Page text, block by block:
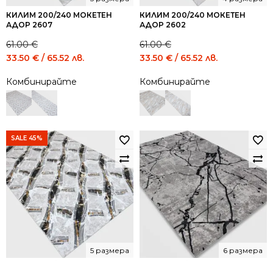
КИЛИМ 200/240 МОКЕТЕН
АДОР 2607
61.00€
Original
was:
61.00 €
/
лв..
33.50 € / 65.52 лв.
Комбинирайте
КИЛИМ 200/240 МОКЕТЕН
АДОР 2602
61.00€
Original
was:
61.00 €
/
33.50 € / 65.52 лв.
лв..
Комбинирайте
SALE 45%
5 размера 6 размера